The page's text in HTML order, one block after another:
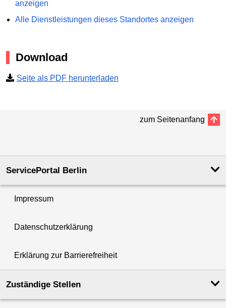
anzeigen
Alle Dienstleistungen dieses Standortes anzeigen
Download
Seite als PDF herunterladen
zum Seitenanfang
ServicePortal Berlin
Impressum
Datenschutzerklärung
Erklärung zur Barrierefreiheit
Zuständige Stellen